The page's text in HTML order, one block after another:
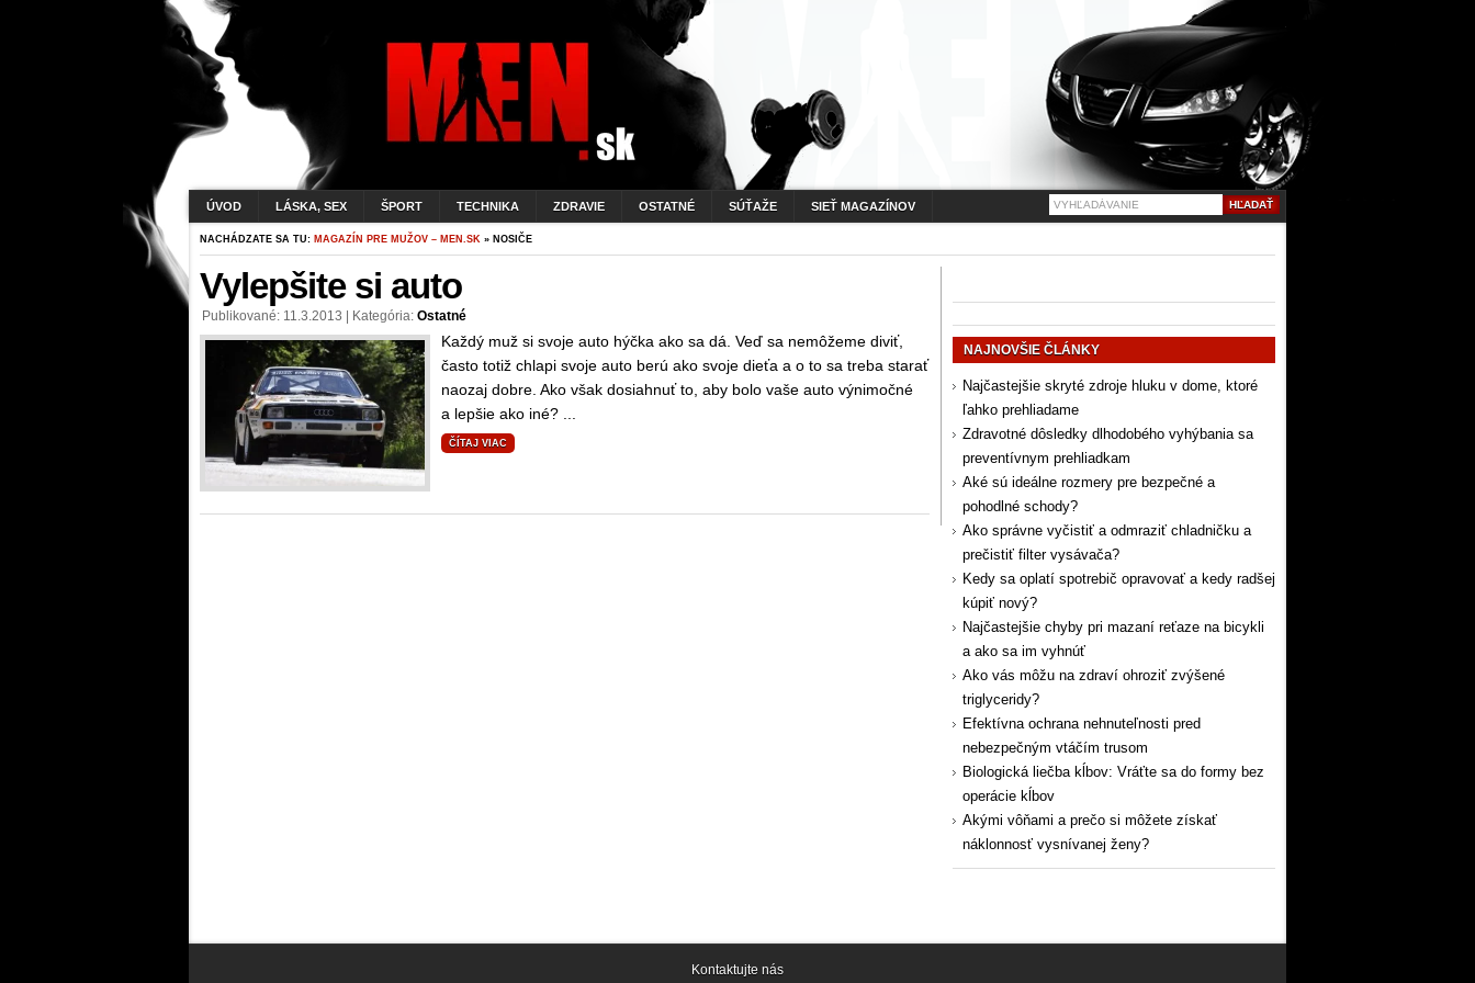
ÚVOD LÁSKA, SEX ŠPORT TECHNIKA ZDRAVIE OSTATNÉ SÚŤAŽE SIEŤ MAGAZÍNOV
NACHÁDZATE SA TU: MAGAZÍN PRE MUŽOV – MEN.SK » NOSIČE
Vylepšite si auto
Publikované: 11.3.2013 | Kategória: Ostatné
Každý muž si svoje auto hýčka ako sa dá. Veď sa nemôžeme diviť,
často totiž chlapi svoje auto berú ako svoje dieťa a o to sa treba starať
naozaj dobre. Ako však dosiahnuť to, aby bolo vaše auto výnimočné
a lepšie ako iné? ...
ČÍTAJ VIAC
NAJNOVŠIE ČLÁNKY
Najčastejšie skryté zdroje hluku v dome, ktoré
ľahko prehliadame
Zdravotné dôsledky dlhodobého vyhýbania sa
preventívnym prehliadkam
Aké sú ideálne rozmery pre bezpečné a
pohodlné schody?
Ako správne vyčistiť a odmraziť chladničku a
prečistiť filter vysávača?
Kedy sa oplatí spotrebič opravovať a kedy radšej
kúpiť nový?
Najčastejšie chyby pri mazaní reťaze na bicykli
a ako sa im vyhnúť
Ako vás môžu na zdraví ohroziť zvýšené
triglyceridy?
Efektívna ochrana nehnuteľnosti pred
nebezpečným vtáčím trusom
Biologická liečba kĺbov: Vráťte sa do formy bez
operácie kĺbov
Akými vôňami a prečo si môžete získať
náklonnosť vysnívanej ženy?
Kontaktujte nás